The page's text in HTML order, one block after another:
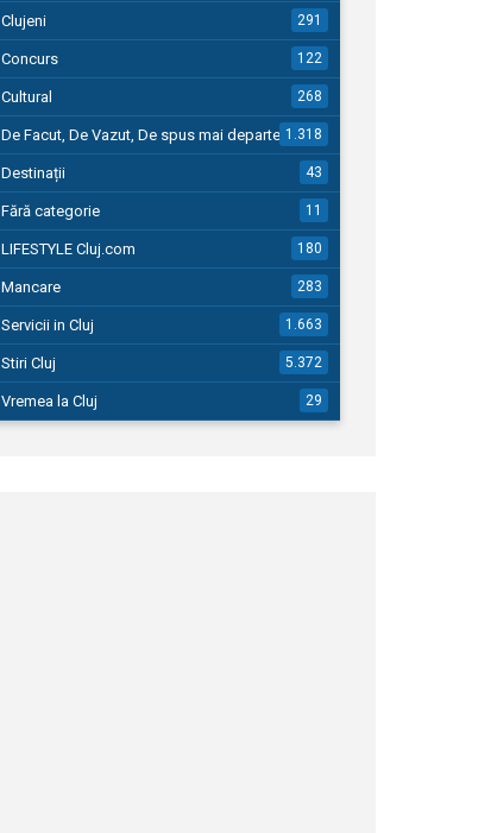
Clujeni 291
Concurs 122
Cultural 268
De Facut, De Vazut, De spus mai departe…1.318
Destinații 43
Fără categorie 11
LIFESTYLE Cluj.com 180
Mancare 283
Servicii in Cluj 1.663
Stiri Cluj 5.372
Vremea la Cluj 29